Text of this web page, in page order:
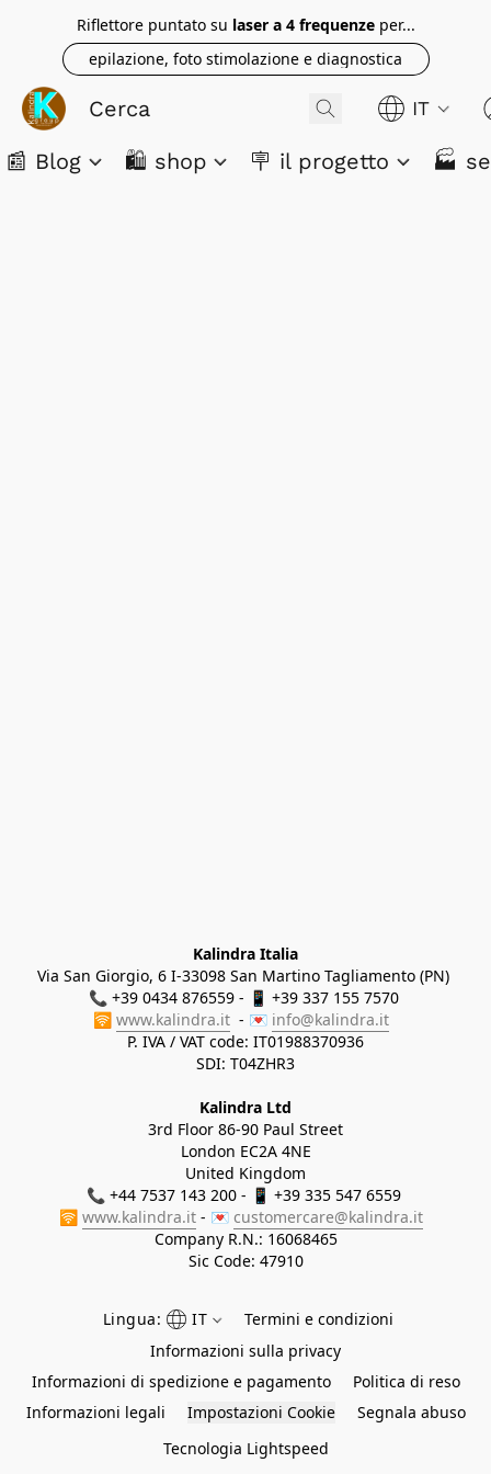
Riflettore puntato su laser a 4 frequenzeper...
epilazione, foto stimolazione e diagnostica
IT
📰 Blog 🛍️ shop 🪧 il progetto 🏭
Kalindra Italia
Via San Giorgio, 6 I-33098 San Martino Tagliamento (PN)
📞 +39 0434 876559 - 📱 +39 337 155 7570
🛜 www.kalindra.it
  - 💌
info@kalindra.it
P. IVA / VAT code: IT01988370936
SDI: T04ZHR3
Kalindra Ltd
3rd Floor 86-90 Paul Street
London EC2A 4NE
United Kingdom
📞 +44 7537 143 200 - 📱 +39 335 547 6559
🛜 www.kalindra.it - 💌 customercare@kalindra.it
Company R.N.: 16068465
Sic Code: 47910
Lingua: IT
Termini e condizioni
Informazioni sulla privacy
Informazioni di spedizione e pagamento
Politica di reso
Informazioni legali
Impostazioni Cookie
Segnala abuso
Tecnologia Lightspeed